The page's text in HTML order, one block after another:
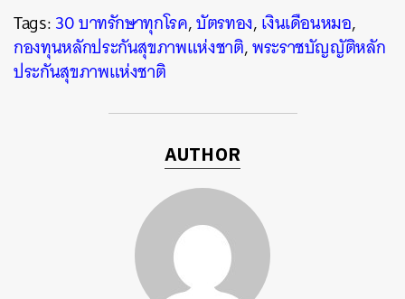
Tags:30 บาทรักษาทุกโรค,บัตรทอง,เงินเดือนหมอ,
กองทุนหลักประกันสุขภาพแห่งชาติ,พระราชบัญญัติหลัก
ประกันสุขภาพแห่งชาติ
AUTHOR